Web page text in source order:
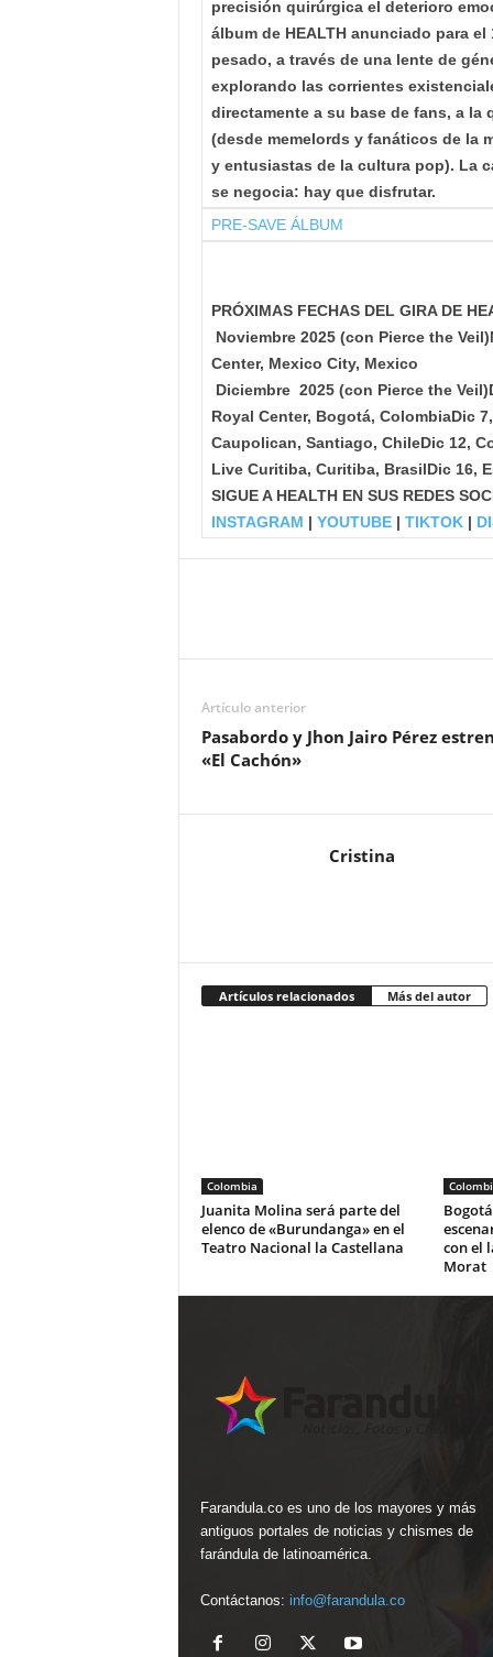
precisión quirúrgica el deterioro
álbum de HEALTH anunciado para
pesado, a través de una lente de
explorando las corrientes
directamente a su base de fans, a
(desde memelords y fanáticos de la
y entusiastas de la cultura pop). La
se negocia: hay que disfrutar.
PRE-SAVE ÁLBUM
PRÓXIMAS FECHAS DEL GIRA DE
Noviembre 2025 (con Pierce the Veil)
Center, Mexico City, Mexico
Diciembre 2025 (con Pierce the Veil)
Royal Center, Bogotá, ColombiaDic
Caupolican, Santiago, ChileDic 12,
Live Curitiba, Curitiba, BrasilDic 16,
SIGUE A HEALTH EN SUS REDES
INSTAGRAM | YOUTUBE| TIKTOK|
Artículo anterior
Pasabordo y Jhon Jairo Pérez
«El Cachón»
Cristina
Artículos relacionados Más del autor
Colombia
Juanita Molina será parte del
elenco de «Burundanga» en el
Teatro Nacional la Castellana
con el
Morat
Farandula.co es uno de los mayores y más
antiguos portales de noticias y chismes de
farándula de latinoamérica.
Contáctanos: info@farandula.co